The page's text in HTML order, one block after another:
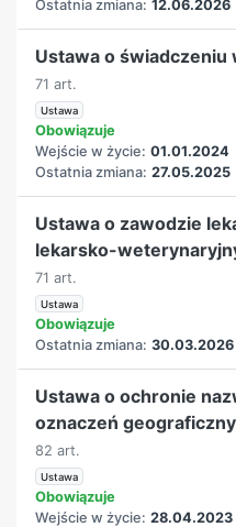
Ostatnia zmiana: 12.06.2026
Ustawa o świadczeniu
71 art.
Ustawa
Obowiązuje
Wejście w życie: 01.01.2024
Ostatnia zmiana: 27.05.2025
Ustawa o zawodzie
lekarsko-
71 art.
Ustawa
Obowiązuje
Ostatnia zmiana: 30.03.2026
Ustawa o ochronie
oznaczeń
82 art.
Ustawa
Obowiązuje
Wejście w życie: 28.04.2023